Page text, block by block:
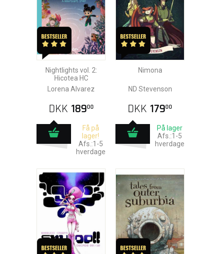
Nightlights vol. 2:
Hicotea HC
Lorena Alvarez
DKK 18900
Få på
lager!
Afs.:1-5
hverdage
Nimona
ND Stevenson
DKK 17900
På lager
Afs.:1-5
hverdage